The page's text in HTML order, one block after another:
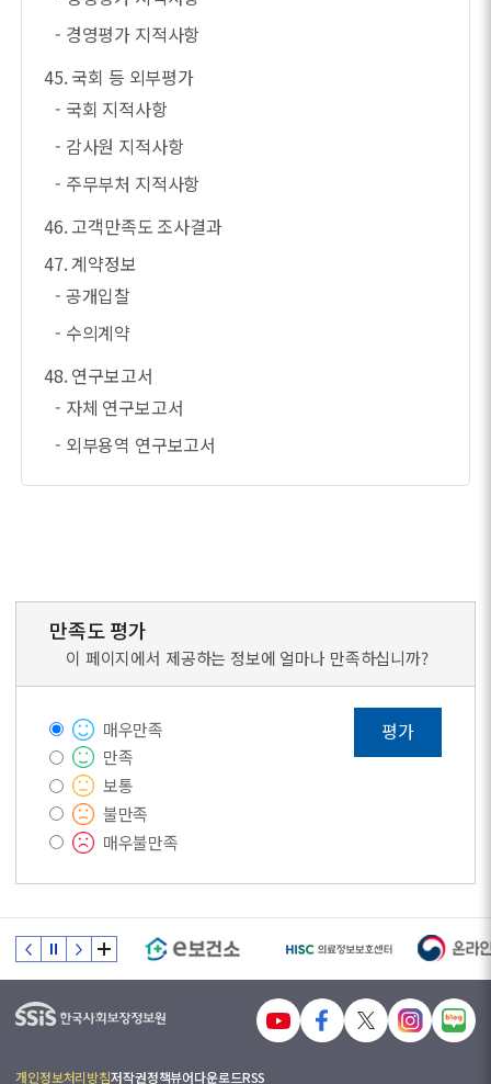
- 경영평가 지적사항
45. 국회 등 외부평가
- 국회 지적사항
- 감사원 지적사항
- 주무부처 지적사항
46. 고객만족도 조사결과
47. 계약정보
- 공개입찰
- 수의계약
48. 연구보고서
- 자체 연구보고서
- 외부용역 연구보고서
만족도 평가
이 페이지에서 제공하는 정보에 얼마나 만족하십니까?
매우만족
만족
보통
불만족
매우불만족
평가
개인정보처리방침저작권정책뷰어다운로드RSS